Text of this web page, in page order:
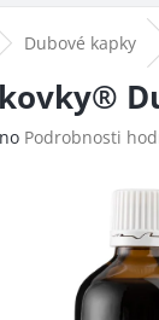
Dubové kapky
Podrobnosti